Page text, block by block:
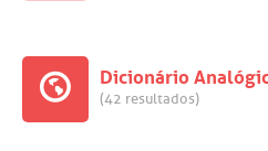
Dicionário
(42 resultados)